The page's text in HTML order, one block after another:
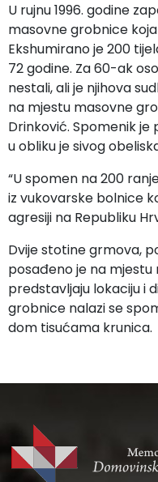
U rujnu 1996. godine
masovne grobnice
Ekshumirano je 200
72 godine. Za 60-ak
nestali, ali je njihova
na mjestu masovne
Drinković. Spomenik je
u obliku je sivog
“U spomen na 200
iz vukovarske bolnice
agresiji na Republiku
Dvije stotine grmova,
posađeno je na
predstavljaju lokaciju i
grobnice nalazi se
dom tisućama krunica.